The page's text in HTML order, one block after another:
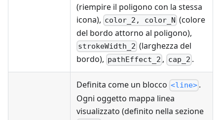
(riempire il poligono con la stessa
icona), color_2, color_N (colore
del bordo attorno al poligono),
strokeWidth_2 (larghezza del
bordo), pathEffect_2 , cap_2 .
Definita come un blocco <line> .
Ogni oggetto mappa linea
visualizzato (definito nella sezione